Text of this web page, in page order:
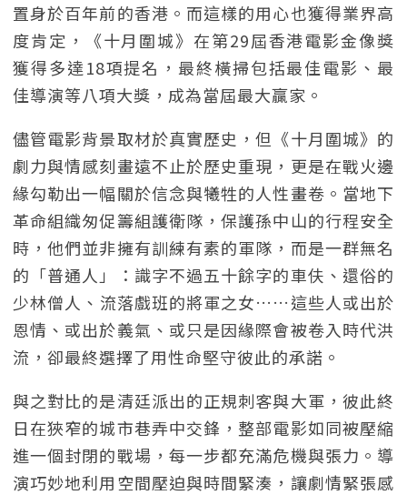
置身於百年前的香港。而這樣的用心也獲得業界高
度肯定，《十月圍城》在第29屆香港電影金像獎
獲得多達18項提名，最終橫掃包括最佳電影、最
佳導演等八項大獎，成為當屆最大贏家。
儘管電影背景取材於真實歷史，但《十月圍城》的
劇力與情感刻畫遠不止於歷史重現，更是在戰火邊
緣勾勒出一幅關於信念與犧牲的人性畫卷。當地下
革命組織匆促籌組護衛隊，保護孫中山的行程安全
時，他們並非擁有訓練有素的軍隊，而是一群無名
的「普通人」：識字不過五十餘字的車伕、還俗的
少林僧人、流落戲班的將軍之女……這些人或出於
恩情、或出於義氣、或只是因緣際會被卷入時代洪
流，卻最終選擇了用性命堅守彼此的承諾。
與之對比的是清廷派出的正規刺客與大軍，彼此終
日在狹窄的城市巷弄中交鋒，整部電影如同被壓縮
進一個封閉的戰場，每一步都充滿危機與張力。導
演巧妙地利用空間壓迫與時間緊湊，讓劇情緊張感